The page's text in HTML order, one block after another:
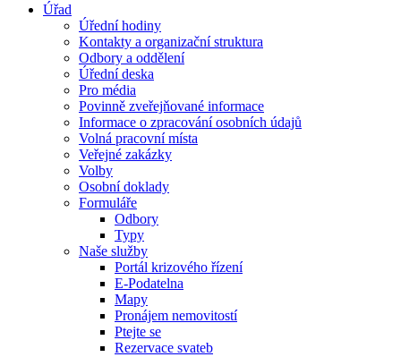
Úřad
Úřední hodiny
Kontakty a organizační struktura
Odbory a oddělení
Úřední deska
Pro média
Povinně zveřejňované informace
Informace o zpracování osobních údajů
Volná pracovní místa
Veřejné zakázky
Volby
Osobní doklady
Formuláře
Odbory
Typy
Naše služby
Portál krizového řízení
E-Podatelna
Mapy
Pronájem nemovitostí
Ptejte se
Rezervace svateb